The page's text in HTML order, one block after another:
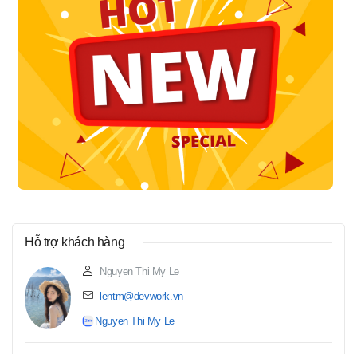
Hỗ trợ khách hàng
Nguyen Thi My Le
lentm@devwork.vn
Nguyen Thi My Le